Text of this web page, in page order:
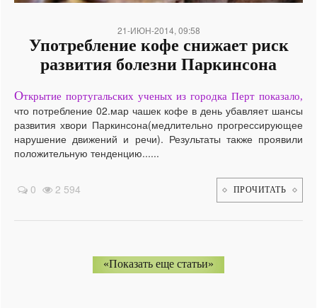
21-ИЮН-2014, 09:58
Употребление кофе снижает риск
развития болезни Паркинсона
Открытие португальских ученых из городка Перт показало,
что потребление 02.мар чашек кофе в день убавляет шансы
развития хвори Паркинсона(медлительно прогрессирующее
нарушение движений и речи). Результаты также проявили
положительную тенденцию......
0 2 594 ПРОЧИТАТЬ
«Показать еще статьи»